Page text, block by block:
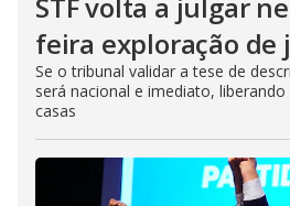
feira exploração de
Se o tribunal validar a tese de
será nacional e imediato,
casas